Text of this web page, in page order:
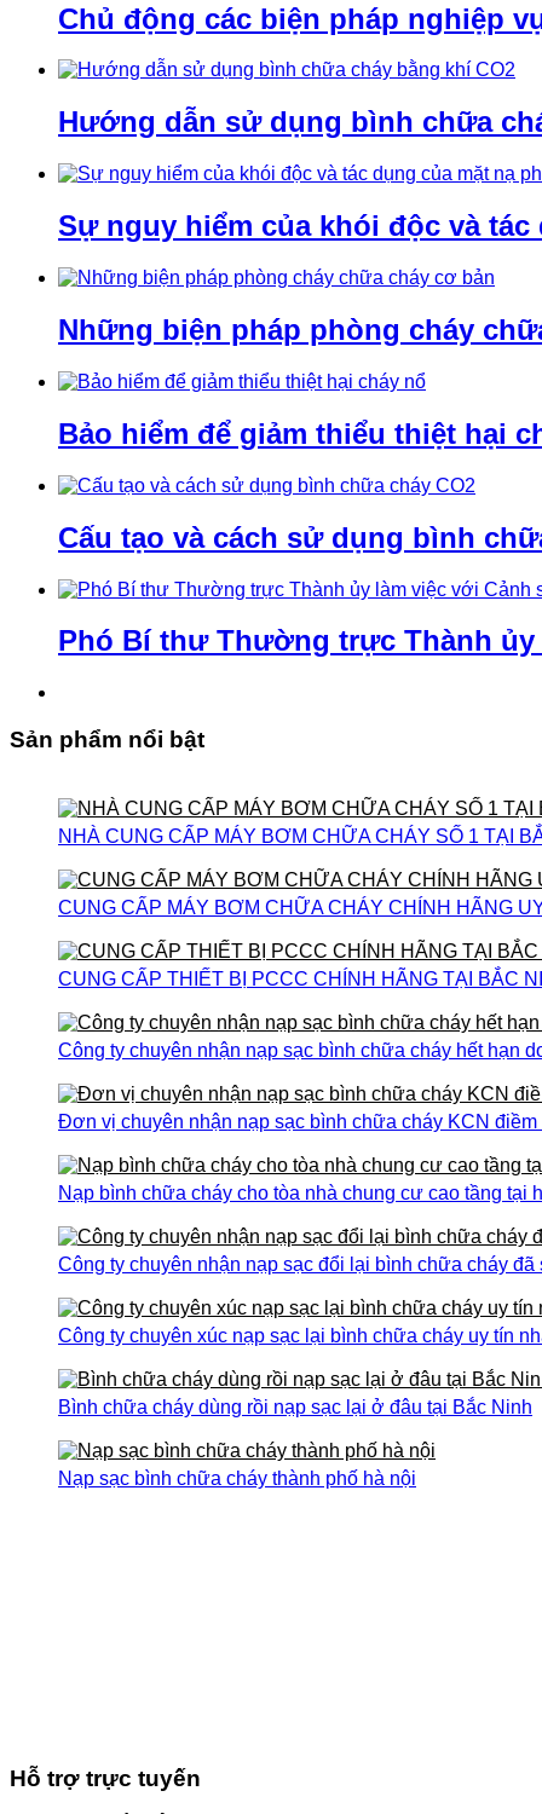
Chủ động các biện pháp nghiệp
Hướng dẫn sử dụng bình chữa
Sự nguy hiểm của khói độc và
Những biện pháp phòng cháy
Bảo hiểm để giảm thiểu thiệt hại
Cấu tạo và cách sử dụng bình
Phó Bí thư Thường trực Thành ủy
Sản phẩm nổi bật
NHÀ CUNG CẤP MÁY BƠM CHỮA CHÁY SỐ 1 TẠI
CUNG CẤP MÁY BƠM CHỮA CHÁY CHÍNH HÃNG
CUNG CẤP THIẾT BỊ PCCC CHÍNH HÃNG TẠI BẮC
Công ty chuyên nhận nạp sạc bình chữa cháy hết hạn
Đơn vị chuyên nhận nạp sạc bình chữa cháy KCN
Nạp bình chữa cháy cho tòa nhà chung cư cao tầng tại
Công ty chuyên nhận nạp sạc đổi lại bình chữa cháy
Công ty chuyên xúc nạp sạc lại bình chữa cháy uy tín
Bình chữa cháy dùng rồi nạp sạc lại ở đâu tại Bắc Ninh
Nạp sạc bình chữa cháy thành phố hà nội
Hỗ trợ trực tuyến